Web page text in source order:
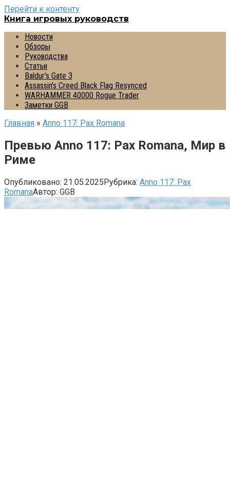
Перейти к контенту
Книга игровых руководств
Новости
Обзоры
Руководства
Статьи
Baldur’s Gate 3
Assassin’s Creed Black Flag Resynced
WARHAMMER 40000 Rogue Trader
Заметки GGB
Главная » Anno 117: Pax Romana
Превью Anno 117: Pax Romana, Мир в
Риме
Опубликовано: 21.05.2025Рубрика: Anno 117: Pax
RomanaАвтор: GGB